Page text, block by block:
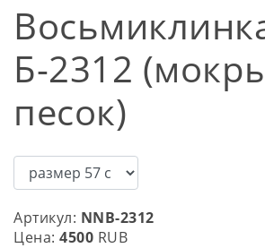
Б-2312
песок)
Артикул: NNB-2312
Цена: 4500 RUB